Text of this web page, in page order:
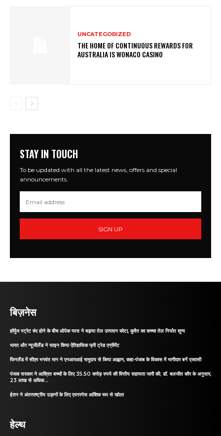
UNCATEGORIZED
THE HOME OF CONTINUOUS REWARDS FOR
AUSTRALIA IS WONACO CASINO
STAY IN TOUCH
To be updated with all the latest news, offers and special
announcements.
SIGN UP
बिज़नेस
हॉर्मुज स्ट्रेट बंद होने के बीच ओपेक प्लस ने बढ़ाया तेल उत्पादन कोटा, कुवैत का कच्चा तेल निर्यात शून्य
भारत और न्यूजीलैंड ने साइन किया ऐतिहासिक फ्री ट्रेड एग्रीमेंट
फिनलैंड में सीएम भगवंत मान ने एनआरआई समुदाय से किया आह्वान, कहा-पंजाब के विकास में भागीदार बनें प्रवासी
पंजाब सरकार ने आश्रित बच्चों के लिए 35.50 करोड़ रुपये की वित्तीय सहायता जारी की; डॉ. बलजीत कौर के अनुसार,
23 लाख से अधिक...
ईरान ने अंतरराष्ट्रीय उड़ानों के लिए एयरस्पेस आंशिक रूप से खोला
हेल्थ